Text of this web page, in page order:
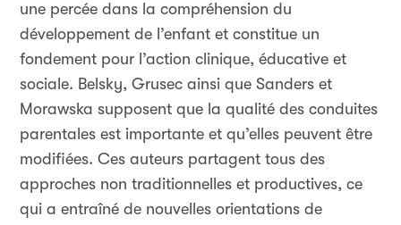
une percée dans la compréhension du
développement de l’enfant et constitue un
fondement pour l’action clinique, éducative et
sociale. Belsky, Grusec ainsi que Sanders et
Morawska supposent que la qualité des conduites
parentales est importante et qu’elles peuvent être
modifiées. Ces auteurs partagent tous des
approches non traditionnelles et productives, ce
qui a entraîné de nouvelles orientations de